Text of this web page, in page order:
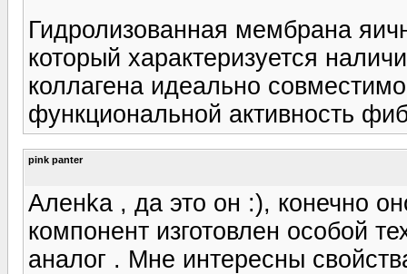
Гидролизованная мембрана
который характеризуется
коллагена идеально
функциональной активность
pink panter
Аленka , да это он :), конечно
компонент изготовлен особой
аналог . Мне интересны